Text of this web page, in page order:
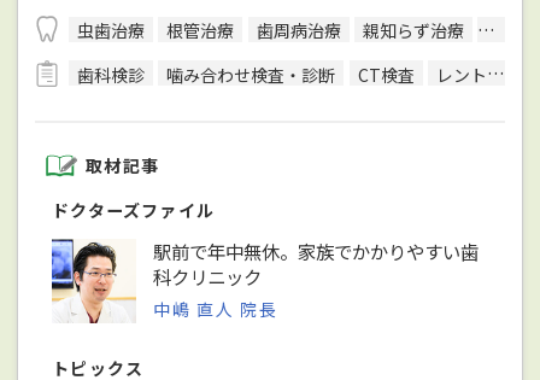
虫歯治療
根管治療 歯周病治療 親知らず治療
顎関
歯科検診
噛み合わせ検査・診断 CT検査 レントゲン検査
取材記事
ドクターズファイル
駅前で年中無休。家族でかかりやすい歯
科クリニック
中嶋 直人 院長
トピックス